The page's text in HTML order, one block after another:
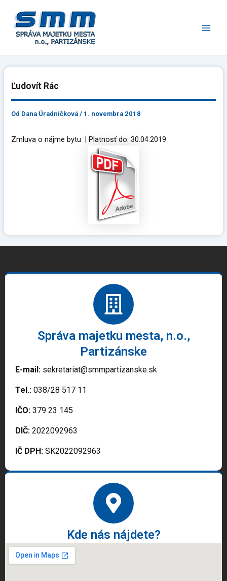
obsah
Ľudovít Rác
Od Dana Úradníčková/ 1. novembra 2018
Zmluva o nájme bytu | Platnosť do: 30.04.2019
Správa majetku mesta, n.o.,
Partizánske
E-mail: sekretariat@smmpartizanske.sk
Tel.: 038/28 517 11
IČO: 379 23 145
DIČ: 2022092963
IČ DPH: SK2022092963
Kde nás nájdete?